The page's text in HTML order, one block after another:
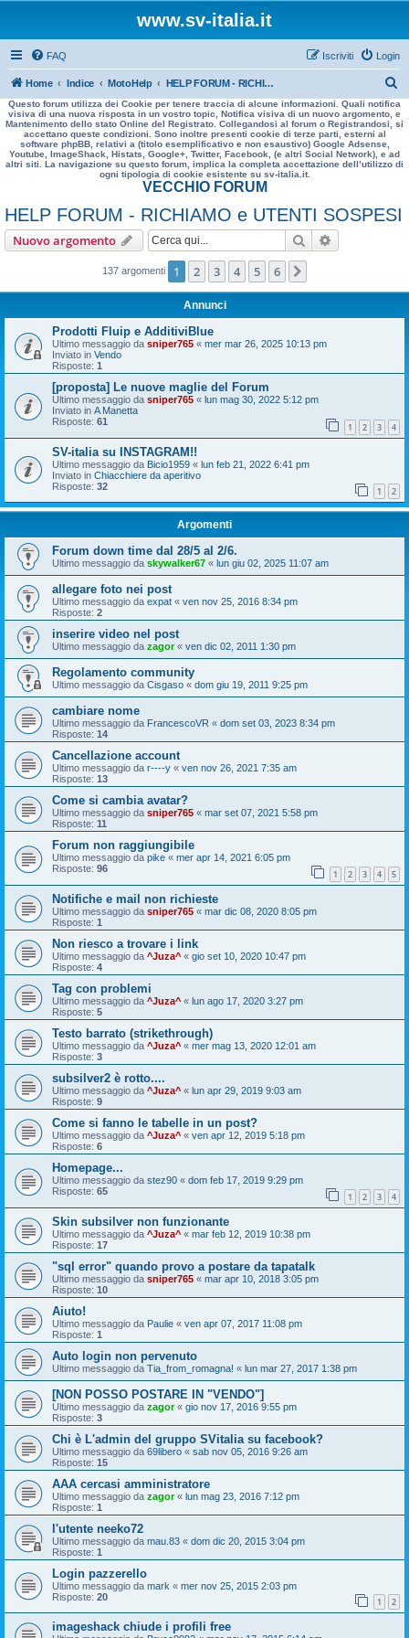
www.sv-italia.it
FAQ Login
Iscriviti
Home Indice MotoHelp HELP FORUM - RICHIAMO e UTENTI SOSPESI
e
r
a
Questo forum utilizza dei Cookie per tenere traccia di alcune informazioni. Quali notifica
visiva di una nuova risposta in un vostro topic, Notifica visiva di un nuovo argomento, e
Mantenimento dello stato Online del Registrato. Collegandosi al forum o Registrandosi, si
accettano queste condizioni. Sono inoltre presenti cookie di terze parti, esterni al
software phpBB, relativi a (titolo esemplificativo e non esaustivo) Google Adsense,
Youtube, ImageShack, Histats, Google+, Twitter, Facebook, (e altri Social Network), e ad
altri siti. La navigazione su questo forum, implica la completa accettazione dell’utilizzo di
ogni tipologia di cookie esistente su sv-italia.it.
VECCHIO FORUM
HELP FORUM - RICHIAMO e UTENTI SOSPESI
Nuovo argomento Cerca
137 argomenti 1 2 3 4 5 6
Annunci
Prodotti Fluip e AdditiviBlue
Ultimo messaggio da sniper765 « mer mar 26, 2025 10:13 pm
Inviato in Vendo
Risposte: 1
[proposta] Le nuove maglie del Forum
Ultimo messaggio da sniper765 « lun mag 30, 2022 5:12 pm
Inviato in A Manetta
Risposte: 61 1 2 3 4
SV-italia su INSTAGRAM!!
Ultimo messaggio da Bicio1959 « lun feb 21, 2022 6:41 pm
Inviato in Chiacchiere da aperitivo
Risposte: 32 1 2
Argomenti
Forum down time dal 28/5 al 2/6.
Ultimo messaggio da skywalker67 « lun giu 02, 2025 11:07 am
allegare foto nei post
Ultimo messaggio da expat « ven nov 25, 2016 8:34 pm
Risposte: 2
inserire video nel post
Ultimo messaggio da zagor« ven dic 02, 2011 1:30 pm
Regolamento community
Ultimo messaggio da Cisgaso « dom giu 19, 2011 9:25 pm
cambiare nome
Ultimo messaggio da FrancescoVR « dom set 03, 2023 8:34 pm
Risposte: 14
Cancellazione account
Ultimo messaggio da r----y « ven nov 26, 2021 7:35 am
Risposte: 13
Come si cambia avatar?
Ultimo messaggio da sniper765 « mar set 07, 2021 5:58 pm
Risposte: 11
Forum non raggiungibile
Ultimo messaggio da pike « mer apr 14, 2021 6:05 pm
Risposte: 96 1 2 3 4 5
Notifiche e mail non richieste
Ultimo messaggio da sniper765 « mar dic 08, 2020 8:05 pm
Risposte: 1
Non riesco a trovare i link
Ultimo messaggio da ^Juza^ « gio set 10, 2020 10:47 pm
Risposte: 4
Tag con problemi
Ultimo messaggio da ^Juza^ « lun ago 17, 2020 3:27 pm
Risposte: 5
Testo barrato (strikethrough)
Ultimo messaggio da ^Juza^ « mer mag 13, 2020 12:01 am
Risposte: 3
subsilver2 è rotto....
Ultimo messaggio da ^Juza^ « lun apr 29, 2019 9:03 am
Risposte: 9
Come si fanno le tabelle in un post?
Ultimo messaggio da ^Juza^ « ven apr 12, 2019 5:18 pm
Risposte: 6
Homepage...
Ultimo messaggio da stez90 « dom feb 17, 2019 9:29 pm
Risposte: 65 1 2 3 4
Skin subsilver non funzionante
Ultimo messaggio da ^Juza^ « mar feb 12, 2019 10:38 pm
Risposte: 17
"sql error" quando provo a postare da tapatalk
Ultimo messaggio da sniper765 « mar apr 10, 2018 3:05 pm
Risposte: 10
Aiuto!
Ultimo messaggio da Paulie « ven apr 07, 2017 11:08 pm
Risposte: 1
Auto login non pervenuto
Ultimo messaggio da Tia_from_romagna! « lun mar 27, 2017 1:38 pm
[NON POSSO POSTARE IN "VENDO"]
Ultimo messaggio da zagor« gio nov 17, 2016 9:55 pm
Risposte: 3
Chi è L'admin del gruppo SVitalia su facebook?
Ultimo messaggio da 69libero « sab nov 05, 2016 9:26 am
Risposte: 15
AAA cercasi amministratore
Ultimo messaggio da zagor« lun mag 23, 2016 7:12 pm
Risposte: 1
l'utente neeko72
Ultimo messaggio da mau.83 « dom dic 20, 2015 3:04 pm
Risposte: 1
Login pazzerello
Ultimo messaggio da mark « mer nov 25, 2015 2:03 pm
Risposte: 20 1 2
imageshack chiude i profili free